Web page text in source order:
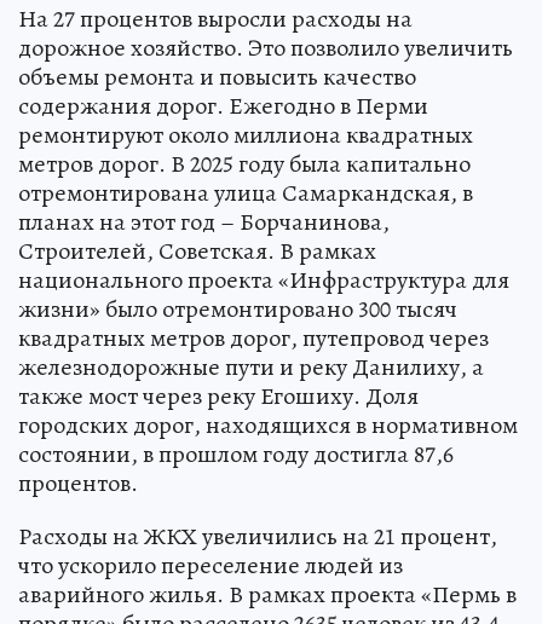
На 27 процентов выросли расходы на
дорожное хозяйство. Это позволило увеличить
объемы ремонта и повысить качество
содержания дорог. Ежегодно в Перми
ремонтируют около миллиона квадратных
метров дорог. В 2025 году была капитально
отремонтирована улица Самаркандская, в
планах на этот год – Борчанинова,
Строителей, Советская. В рамках
национального проекта «Инфраструктура для
жизни» было отремонтировано 300 тысяч
квадратных метров дорог, путепровод через
железнодорожные пути и реку Данилиху, а
также мост через реку Егошиху. Доля
городских дорог, находящихся в нормативном
состоянии, в прошлом году достигла 87,6
процентов.
Расходы на ЖКХ увеличились на 21 процент,
что ускорило переселение людей из
аварийного жилья. В рамках проекта «Пермь в